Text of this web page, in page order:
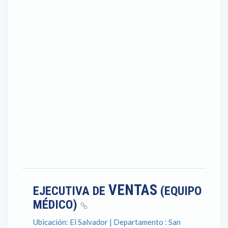
EJECUTIVA DE VENTAS (EQUIPO
MÉDICO)
Ubicación: El Salvador | Departamento : San